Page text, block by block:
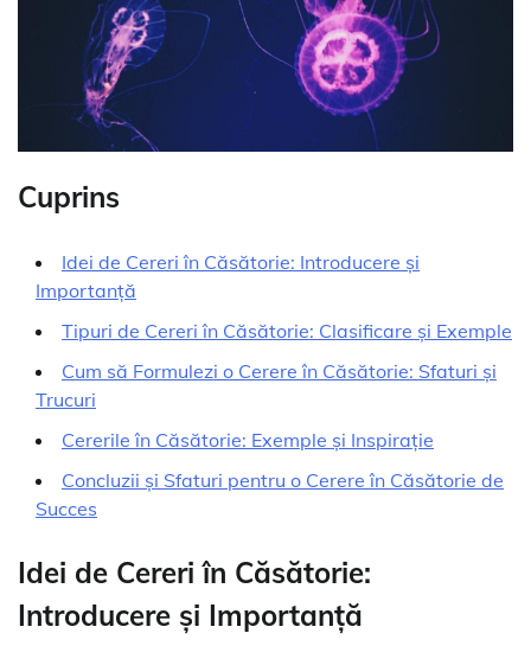
Cuprins
Idei de Cereri în Căsătorie: Introducere și
Importanță
Tipuri de Cereri în Căsătorie: Clasificare și Exemple
Cum să Formulezi o Cerere în Căsătorie: Sfaturi și
Trucuri
Cererile în Căsătorie: Exemple și Inspirație
Concluzii și Sfaturi pentru o Cerere în Căsătorie de
Succes
Idei de Cereri în Căsătorie:
Introducere și Importanță